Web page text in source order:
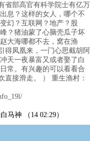
省部高官有科学院士有亿万
息？这样的女人，哪个不
幻？互联网？地产？股
？猪油蒙了心脑壳瓜子坏
大海哪都不去，窝在渔
得凤凰来，一门心思截胡阿
天一夜暴富又或者娶了白
常。有兴趣的可以看看合
直接滑走。 ） 重生渔村：
马神 （14 02:29）